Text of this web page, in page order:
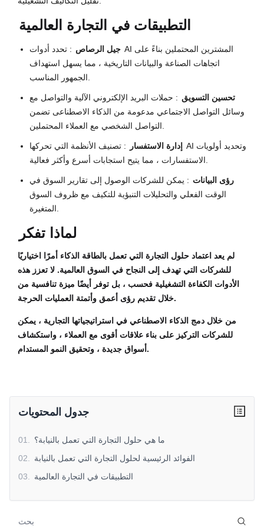
التطبيقات في التجارة العالمية
جيل الرصاص : تحدد أدوات AI المشترين المحتملين بناءً على
اتجاهات الصناعة والبيانات التاريخية ، مما يسهل استهداف
الجمهور المناسب.
تحسين التسويق : حملات البريد الإلكتروني الآلية والتواصل مع
وسائل التواصل الاجتماعي مدعومة من الذكاء الاصطناعى تضمن
التواصل الشخصي مع العملاء المحتملين.
إدارة الاستفسار
: تصنيف الأنظمة التي تحركها AI وتحديد أولويات
الاستفسارات ، مما يتيح استجابات أسرع وأكثر فعالية.
رؤى البيانات : يمكن للشركات الوصول إلى تقارير السوق في
الوقت الفعلي والتحليلات التنبؤية للتكيف مع ظروف السوق
المتغيرة.
لماذا تفكر
لم يعد اعتماد حلول التجارة التي تعمل بالطاقة الذكاء أمرًا اختياريًا
للشركات التي تهدف إلى النجاح في السوق العالمية. لا تعزز هذه
الأدوات الكفاءة التشغيلية فحسب ، بل توفر أيضًا ميزة تنافسية من
خلال تقديم رؤى أعمق وأتمتة العمليات الحرجة.
من خلال دمج الذكاء الاصطناعي في استراتيجياتها التجارية ، يمكن
للشركات التركيز على بناء علاقات أقوى مع العملاء ، واستكشاف
أسواق جديدة ، وتحقيق النمو المستدام.
جدول المحتويات
01
ما هي حلول التجارة التي تعمل بالنيابة؟
02
الفوائد الرئيسية لحلول التجارة التي تعمل بالنيابة
03
التطبيقات في التجارة العالمية